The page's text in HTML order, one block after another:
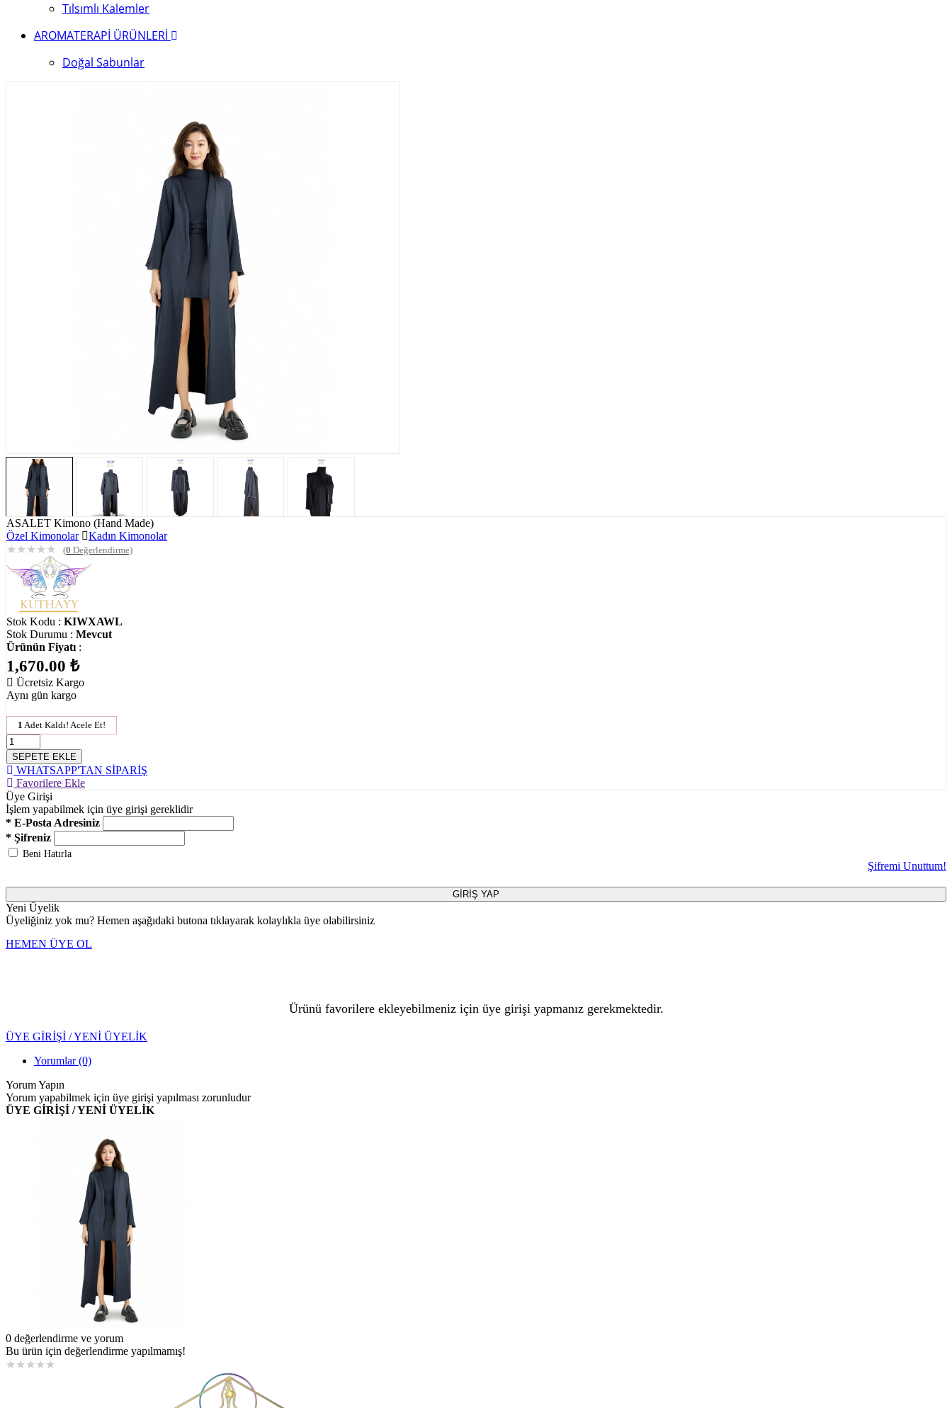
Tılsımlı Kalemler
AROMATERAPİ ÜRÜNLERİ
Doğal Sabunlar
ASALET Kimono (Hand Made)
Özel Kimonolar
Kadın Kimonolar
★★★★★ (0 Değerlendirme)
Stok Kodu : KIWXAWL
Stok Durumu : Mevcut
Ürünün Fiyatı :
1,670.00 ₺
Ücretsiz Kargo
Aynı gün kargo
1 Adet Kaldı! Acele Et!
SEPETE EKLE
WHATSAPP'TAN SİPARİŞ
Favorilere Ekle
Üye Girişi
İşlem yapabilmek için üye girişi gereklidir
* E-Posta Adresiniz
* Şifreniz
Beni Hatırla
Şifremi Unuttum!
GİRİŞ YAP
Yeni Üyelik
Üyeliğiniz yok mu? Hemen aşağıdaki butona tıklayarak kolaylıkla üye olabilirsiniz
HEMEN ÜYE OL
Ürünü favorilere ekleyebilmeniz için üye girişi yapmanız gerekmektedir.
ÜYE GİRİŞİ / YENİ ÜYELİK
Yorumlar (0)
Yorum Yapın
Yorum yapabilmek için üye girişi yapılması zorunludur
ÜYE GİRİŞİ / YENİ ÜYELİK
0 değerlendirme ve yorum
Bu ürün için değerlendirme yapılmamış!
★★★★★